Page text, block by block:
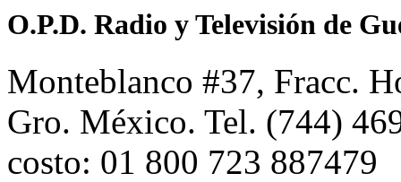
O.P.D. Radio y Televisión de
Monteblanco #37, Fracc.
Gro. México. Tel. (744)
costo: 01 800 723 887479